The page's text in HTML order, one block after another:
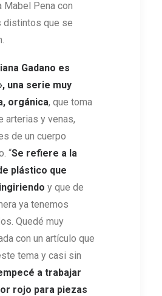
Mabel Pena con
distintos que se
Gadano es
una serie muy
orgánica, que toma
arterias y venas,
de un cuerpo
“Se refiere a la
plástico que
ingiriendo y que de
ya tenemos
Quedé muy
con un artículo que
tema y casi sin
a trabajar
rojo para piezas